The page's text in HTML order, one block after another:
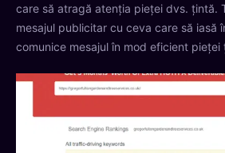
care să atragă atenția pieței dvs. țintă.
mesajul publicitar cu ceva care să iasă
comunice mesajul în mod eficient pieței